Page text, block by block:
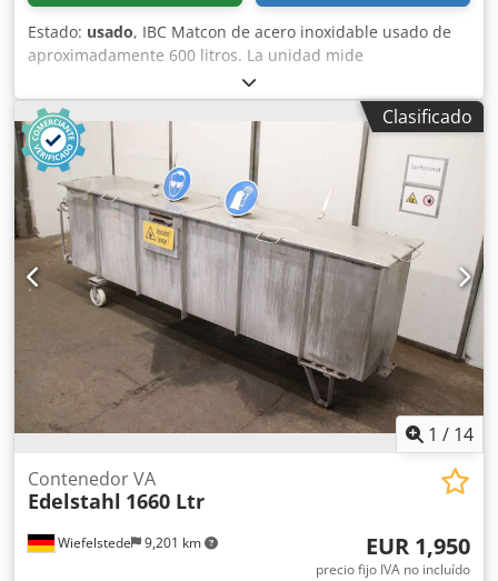
Estado: usado, IBC Matcon de acero inoxidable usado de
aproximadamente 600 litros. La unidad mide
aproximadamente 1.000 mm de largo x 1.000 mm de
ancho x 170 mm de lado recto, con un fondo cónico de 600
mm de profundidad. Montado sobre base apta para
carretilla elevadora. Incluye cono de descarga. Credpfxszg
U Sre Aiqjf Especificaciones: Capacidad (gal/l): 158,5 gal
Calidad del material: Acero inoxidable Dimensiones: 1.000
x 1.000 x 170 mm, cono de 600 mm de profundidad
Clasificado
1 / 14
Wiefelstede 9,201 km
Contenedor VA
Edelstahl 1660 Ltr
EUR 1,950
precio fijo IVA no incluído